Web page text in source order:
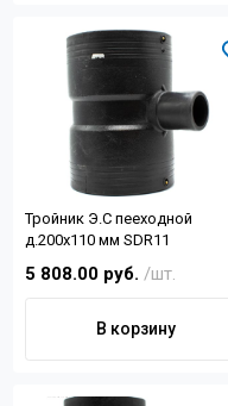
Тройник Э.С пееходной
д.200х110 мм SDR11
5 808.00 руб. /шт.
В корзину